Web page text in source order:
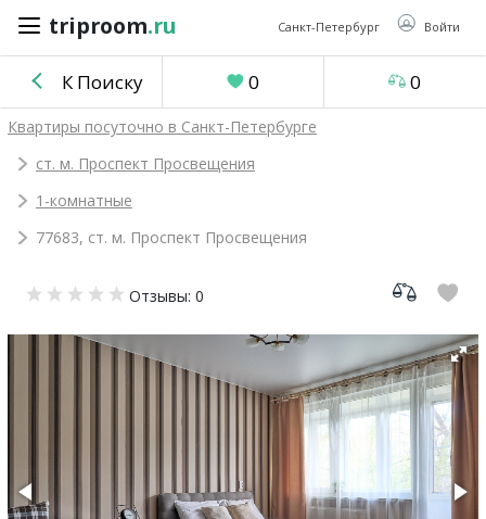
triproom.ru Санкт-Петербург Войти
triproom .ru
Российский
Войти / Зарегистрироваться
объявление
К Поиску 0 0
Квартиры посуточно в Санкт-Петербурге
ст. м. Проспект Просвещения
1-комнатные
77683, ст. м. Проспект Просвещения
Отзывы: 0